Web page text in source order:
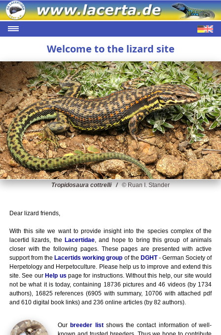
Welcome to the lizard site
Tropidosaura cottrelli /© Ruan I. Stander
Dear lizard friends,
With this site we want to provide insight into the species complex of the
lacertid lizards, the Lacertidae, and hope to bring this group of animals
closer with the following pages. These pages are presented with active
support from the Lacertids working group of the DGHT- German Society of
Herpetology and Herpetoculture. Please help us to improve and extend this
site. See our Help us page for instructions. Without this help, our site would
not be what it is today, containing 18736 pictures and 46 videos (by 1734
authors), 16825 references (6905 with summary, 10706 with attached pdf
and 610 digital book links) and 236 online articles (by 82 authors).
Our breeder listshows the contact information of well-